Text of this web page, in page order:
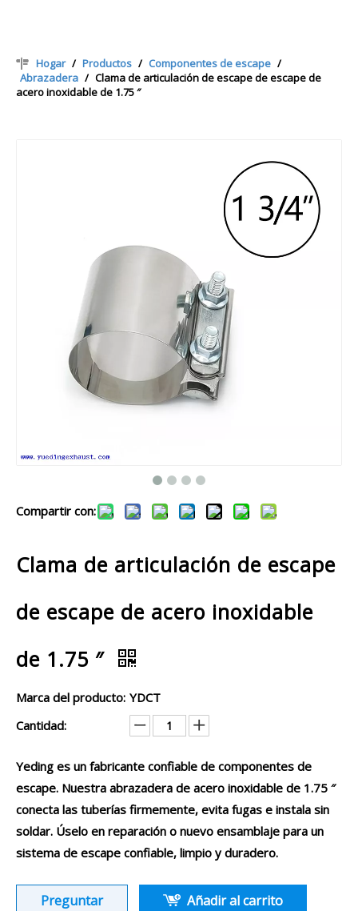
Hogar / Productos / Componentes de escape /
Abrazadera / Clama de articulación de escape de escape de
acero inoxidable de 1.75 ″
Compartir con:
Clama de articulación de escape
de escape de acero inoxidable
de 1.75 ″
Marca del producto: YDCT
Cantidad:
Yeding es un fabricante confiable de componentes de
escape. Nuestra abrazadera de acero inoxidable de 1.75 ″
conecta las tuberías firmemente, evita fugas e instala sin
soldar. Úselo en reparación o nuevo ensamblaje para un
sistema de escape confiable, limpio y duradero.
Preguntar Añadir al carrito